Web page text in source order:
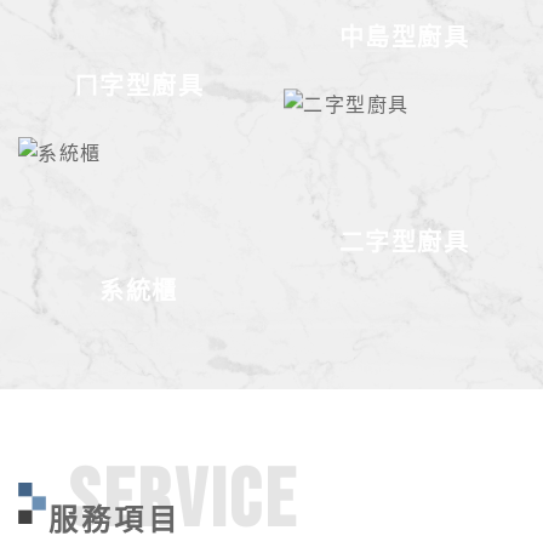
ㄇ字型廚具
中島型廚具
系統櫃
二字型廚具
服務項目
SERVICE